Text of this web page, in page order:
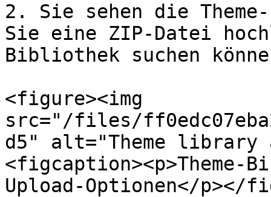
2. Sie sehen die
Sie eine ZIP-Datei
Bibliothek suchen
<figure><img
src="/files/
d5" alt="Theme library
Upload-Optionen</p></